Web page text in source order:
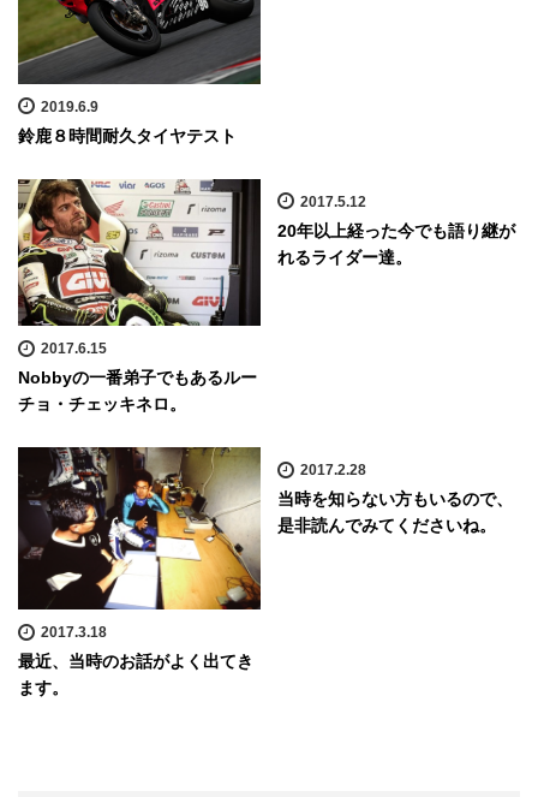
2019.6.9
鈴鹿８時間耐久タイヤテスト
2017.6.15
Nobbyの一番弟子でもあるルー
チョ・チェッキネロ。
2017.5.12
20年以上経った今でも語り継が
れるライダー達。
2017.3.18
最近、当時のお話がよく出てき
ます。
2017.2.28
当時を知らない方もいるので、
是非読んでみてくださいね。